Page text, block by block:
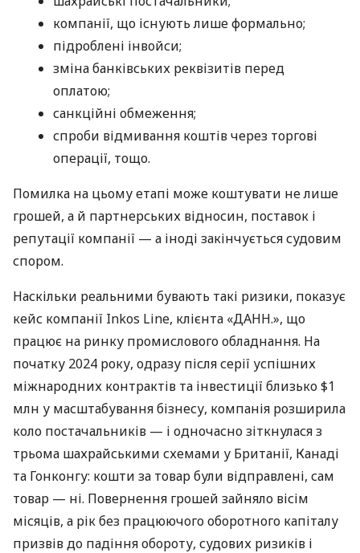
компанії, що існують лише формально;
підроблені інвойси;
зміна банківських реквізитів перед
оплатою;
санкційні обмеження;
спроби відмивання коштів через торгові
операції, тощо.
Помилка на цьому етапі може коштувати не лише
грошей, а й партнерських відносин, поставок і
репутації компанії — а іноді закінчується судовим
спором.
Наскільки реальними бувають такі ризики, показує
кейс компанії Inkos Line, клієнта «ДАНН.», що
працює на ринку промислового обладнання. На
початку 2024 року, одразу після серії успішних
міжнародних контрактів та інвестиції близько $1
млн у масштабування бізнесу, компанія розширила
коло постачальників — і одночасно зіткнулася з
трьома шахрайськими схемами у Британії, Канаді
та Гонконгу: кошти за товар були відправлені, сам
товар — ні. Повернення грошей зайняло вісім
місяців, а рік без працюючого оборотного капіталу
призвів до падіння обороту, судових ризиків і